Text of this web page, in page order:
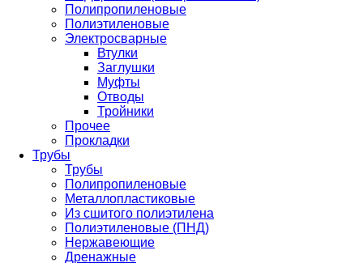
Полипропиленовые
Полиэтиленовые
Электросварные
Втулки
Заглушки
Муфты
Отводы
Тройники
Прочее
Прокладки
Трубы
Трубы
Полипропиленовые
Металлопластиковые
Из сшитого полиэтилена
Полиэтиленовые (ПНД)
Нержавеющие
Дренажные